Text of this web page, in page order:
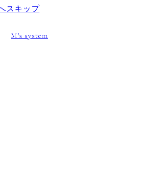
スキップ
M's system